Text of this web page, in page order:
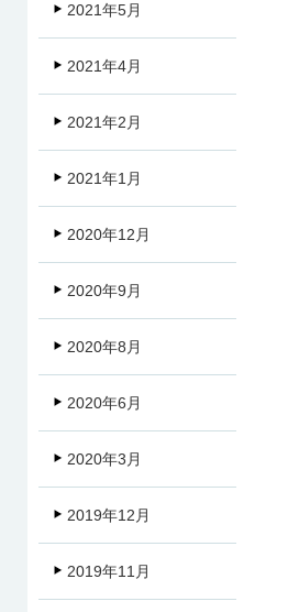
2021年5月
2021年4月
2021年2月
2021年1月
2020年12月
2020年9月
2020年8月
2020年6月
2020年3月
2019年12月
2019年11月